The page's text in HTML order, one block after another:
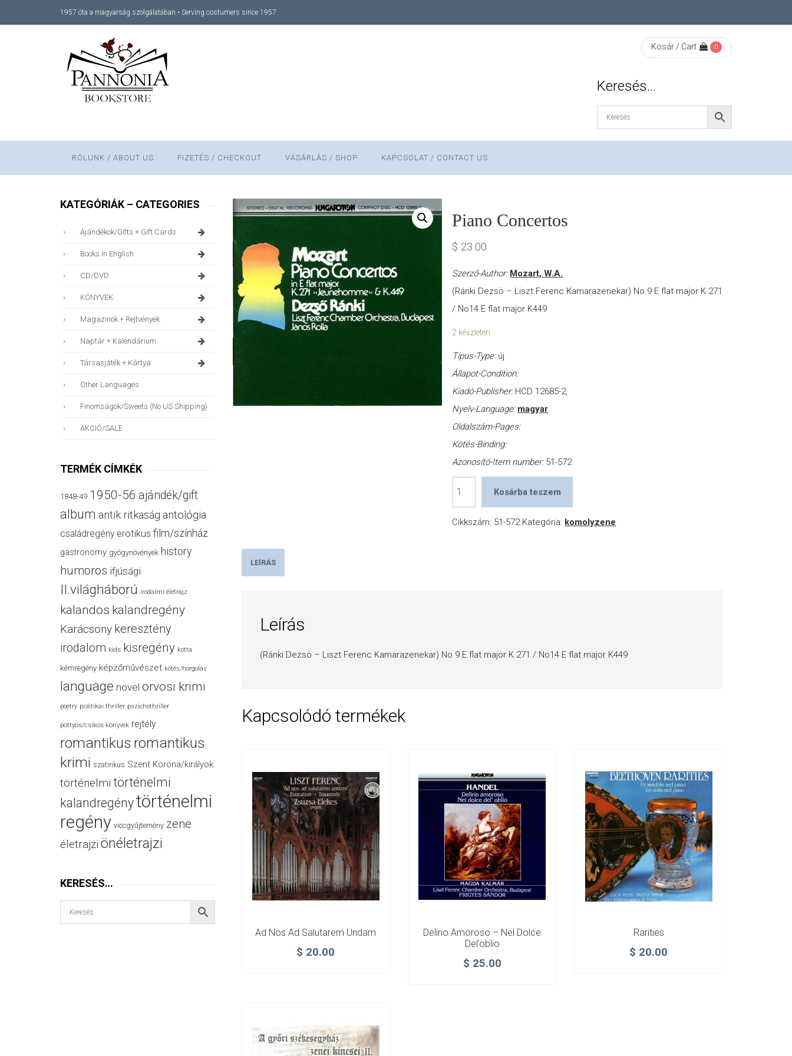
1957 óta a magyarság szolgálatában • Serving costumers since 1957
Kosár / Cart 0
Keresés…
RÓLUNK / ABOUT US FIZETÉS / CHECKOUT VÁSÁRLÁS / SHOP KAPCSOLAT / CONTACT US
Piano Concertos
$ 23.00
Szerző-Author: Mozart, W.A.
(Ránki Dezsö – Liszt Ferenc Kamarazenekar) No 9 E flat major K 271
/ No14 E flat major K449
2 készleten
Típus-Type: új
Állapot-Condition:
Kiadó-Publisher: HCD 12685-2,
Nyelv-Language: magyar
Oldalszám-Pages:
Kötés-Binding:
Azonosító-Item number: 51-572
mennyiség
Kosárba teszem
Cikkszám: 51-572 Kategória: komolyzene
LEÍRÁS
Leírás
(Ránki Dezsö – Liszt Ferenc Kamarazenekar) No 9 E flat major K 271 / No14 E flat major K449
Kapcsolódó termékek
Ad Nos Ad Salutarem Undam
$ 20.00
Delirio Amoroso – Nel Dolce
Del’oblio
$ 25.00
Rarities
$ 20.00
KATEGÓRIÁK – CATEGORIES
Ajándékok/gifts + Gift Cards
Books In English
CD/DVD
KÖNYVEK
Magazinok + Rejtvények
Naptár + Kalendárium
Társasjáték + Kártya
Other Languages
Finomságok/sweets (no US Shipping)
AKCIÓ/SALE
TERMÉK CÍMKÉK
1848-49 1950-56 ajándék/gift
album antik ritkaság antológia
családregény erotikus film/színház
gastronomy gyógynövények history
humoros ifjúsági
II.világháború irodalmi életrajz
kalandos kalandregény
Karácsony keresztény
irodalom kids kisregény kotta
kémregény képzőművészet kötés/horgolás
language novel orvosi krimi
poetry politikai thriller pszichothriller
pöttyös/csíkos könyvek rejtély
romantikus romantikus
krimi szatirikus Szent Korona/királyok
történelmi történelmi
kalandregénytörténelmi
regény viccgyűjtemény zene
életrajzi önéletrajzi
KERESÉS…